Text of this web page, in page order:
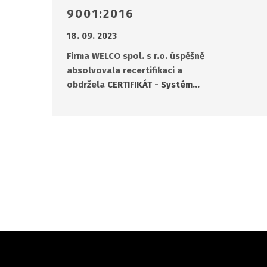
9001:2016
18. 09. 2023
Firma WELCO spol. s r.o. úspěšně
absolvovala recertifikaci a
obdržela CERTIFIKÁT - Systém…